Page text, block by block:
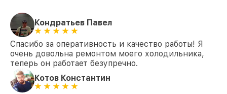
Кондратьев Павел
Спасибо за оперативность и качество работы! Я
очень довольна ремонтом моего холодильника,
теперь он работает безупречно.
Котов Константин